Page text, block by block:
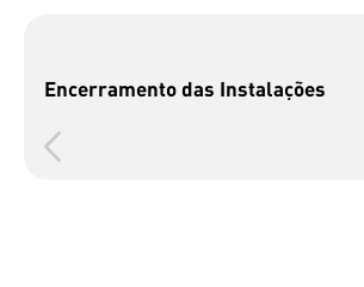
Encerramento das Instalações